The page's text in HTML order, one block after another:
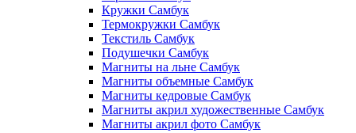
Кружки Самбук
Термокружки Самбук
Текстиль Самбук
Подушечки Самбук
Магниты на льне Самбук
Магниты объемные Самбук
Магниты кедровые Самбук
Магниты акрил художественные Самбук
Магниты акрил фото Самбук